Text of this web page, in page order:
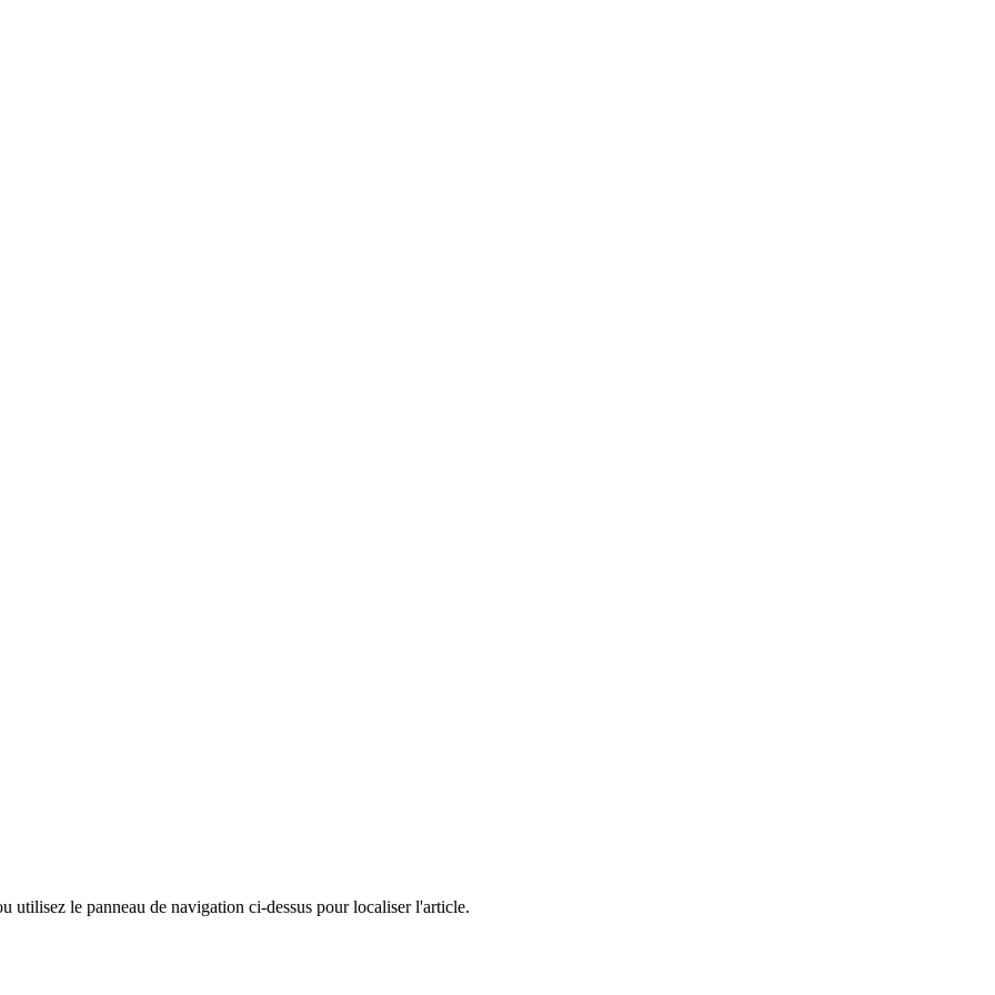
utilisez le panneau de navigation ci-dessus pour localiser l'article.